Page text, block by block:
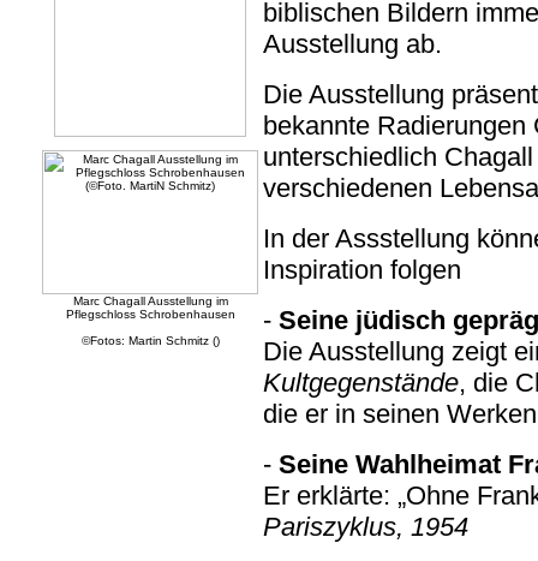
Marc Chagall Ausstellung im
Pflegschloss Schrobenhausen
©Fotos: Martin Schmitz ()
biblischen Bildern
Ausstellung ab.
Die Ausstellung
bekannte
unterschiedlich
verschiedenen
In der Assstellung
Inspiration folgen
- Seine jüdisch
Die Ausstellung zeigt
Kultgegenstände, die
die er in seinen
- Seine Wahlheimat
Er erklärte: „Ohne
Pariszyklus, 1954